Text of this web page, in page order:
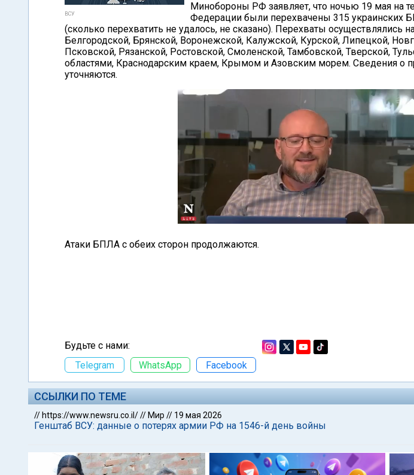
ВСУ
Минобороны РФ заявляет, что ночью 19 мая на
Федерации были перехвачены 315 украинских
(сколько перехватить не удалось, не сказано). Перехваты осуществлялись
Белгородской, Брянской, Воронежской, Калужской, Курской, Липецкой,
Псковской, Рязанской, Ростовской, Смоленской, Тамбовской, Тверской,
областями, Краснодарским краем, Крымом и Азовским морем. Сведения о
уточняются.
Атаки БПЛА с обеих сторон продолжаются.
Будьте с нами:
Telegram
WhatsApp Facebook
ССЫЛКИ ПО ТЕМЕ
// https://www.newsru.co.il/// Мир // 19 мая 2026
Генштаб ВСУ: данные о потерях армии РФ на 1546-й день войны